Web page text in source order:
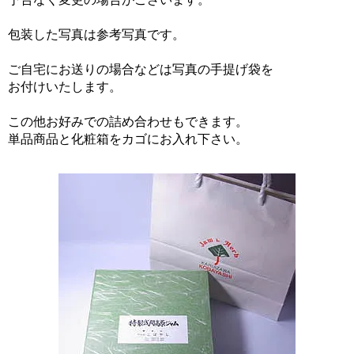
包装した写真は参考写真です。
ご自宅にお送りの場合などは写真の手提げ袋を
お付けいたします。
この他お好みでの詰め合わせもできます。
単品商品と化粧箱をカゴにお入れ下さい。